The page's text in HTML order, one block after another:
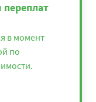
в момент
по